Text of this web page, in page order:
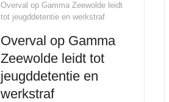
Overval op Gamma Zeewolde leidt
tot jeugddetentie en werkstraf
Overval op Gamma
Zeewolde leidt tot
jeugddetentie en
werkstraf